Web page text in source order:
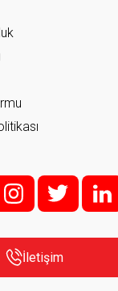
i; t l
İletişim